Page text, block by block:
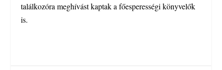
találkozóra meghívást kaptak a főesperességi könyvelők
is.